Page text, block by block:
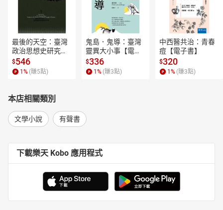
最後的天空：臺灣
政治思想史研究
【電子書】
$546
1 % (賺5點)
鬼島．鬼導：臺灣
靈異大小事【電子
書】
$336
1 % (賺3點)
中西醫共治：青春
痘【電子書】
$320
1 % (賺3點)
本店相關類別
文學小說 有聲書
下載樂天 Kobo 應用程式